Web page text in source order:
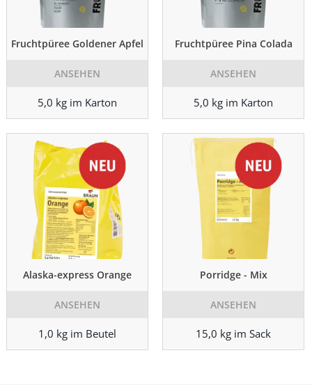
Fruchtpüree Goldener Apfel
ANSEHEN
5,0 kg im Karton
Fruchtpüree Pina Colada
ANSEHEN
5,0 kg im Karton
Alaska-express Orange
ANSEHEN
1,0 kg im Beutel
Porridge - Mix
ANSEHEN
15,0 kg im Sack